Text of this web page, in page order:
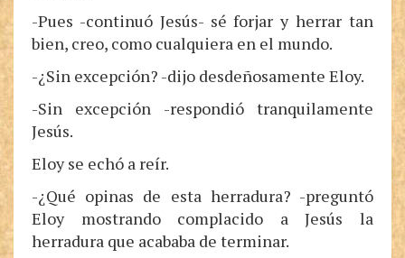
-Pues -continuó Jesús- sé forjar y herrar tan
bien, creo, como cualquiera en el mundo.
-¿Sin excepción? -dijo desdeñosamente Eloy.
-Sin excepción -respondió tranquilamente
Jesús.
Eloy se echó a reír.
-¿Qué opinas de esta herradura? -preguntó
Eloy mostrando complacido a Jesús la
herradura que acababa de terminar.